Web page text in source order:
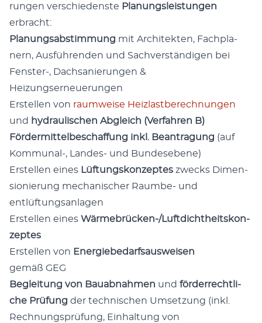
run­gen ver­schie­dens­te Pla­nungs­leis­tun­gen
erbracht:
Pla­nungs­ab­stim­mung mit Archi­tek­ten, Fach­pla­
nern, Aus­füh­ren­den und Sach­ver­stän­di­gen bei
Fenster‑, Dach­sa­nie­run­gen &
Heizungserneuerungen
Erstel­len von raum­wei­se Heiz­last­be­rech­nun­gen
und hydrau­li­schen Abgleich (Ver­fah­ren B)
För­der­mit­tel­be­schaf­fung inkl. Bean­tra­gung (auf
Kommunal‑, Lan­des- und Bundesebene)
Erstel­len eines Lüf­tungs­kon­zep­tes zwecks Dimen­
sio­nie­rung mecha­ni­scher Raum­be- und
entlüftungsanlagen
Erstel­len eines Wär­me­brü­cken-/Luft­dicht­heits­kon­
zep­tes
Erstel­len von Ener­gie­be­darfs­aus­wei­sen
gemäß GEG
Beglei­tung von Bau­ab­nah­men und för­der­recht­li­
che Prü­fung der tech­ni­schen Umset­zung (inkl.
Rech­nungs­prü­fung, Ein­hal­tung von